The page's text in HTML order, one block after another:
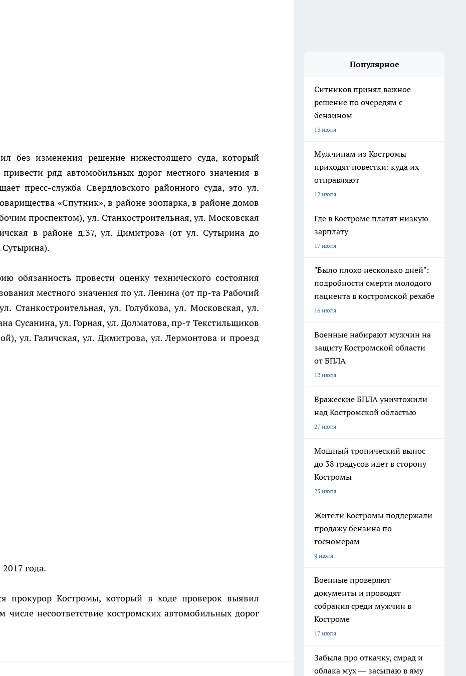
без изменения решение нижестоящего суда, который
ряд автомобильных дорог местного значения в
пресс-служба Свердловского районного суда, это ул.
«Спутник», в районе зоопарка, в районе домов
проспектом), ул. Станкостроительная, ул. Московская
в районе д.37, ул. Димитрова (от ул. Сутырина до
Сутырина).
обязанность провести оценку технического состояния
местного значения по ул. Ленина (от пр-та Рабочий
Станкостроительная, ул. Голубкова, ул. Московская, ул.
Сусанина, ул. Горная, ул. Долматова, пр-т Текстильщиков
ул. Галичская, ул. Димитрова, ул. Лермонтова и проезд
года.
прокурор Костромы, который в ходе проверок выявил
числе несоответствие костромских автомобильных дорог
Популярное
Ситников принял важное
решение по очередям с
бензином
13 июля
Мужчинам из Костромы
приходят повестки: куда их
отправляют
12 июля
Где в Костроме платят низкую
зарплату
17 июля
"Было плохо несколько дней":
подробности смерти молодого
пациента в костромской рехабе
16 июля
Военные набирают мужчин на
защиту Костромской области
от БПЛА
12 июля
Вражеские БПЛА уничтожили
над Костромской областью
27 июля
Мощный тропический вынос
до 38 градусов идет в сторону
Костромы
23 июля
Жители Костромы поддержали
продажу бензина по
госномерам
9 июля
Военные проверяют
документы и проводят
собрания среди мужчин в
Костроме
17 июля
Забыла про откачку, смрад и
облака мух — засыпаю в яму